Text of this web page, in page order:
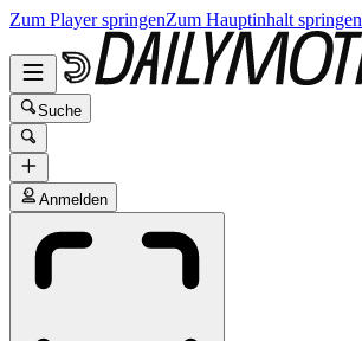
Zum Player springenZum Hauptinhalt springen
Suche
Anmelden